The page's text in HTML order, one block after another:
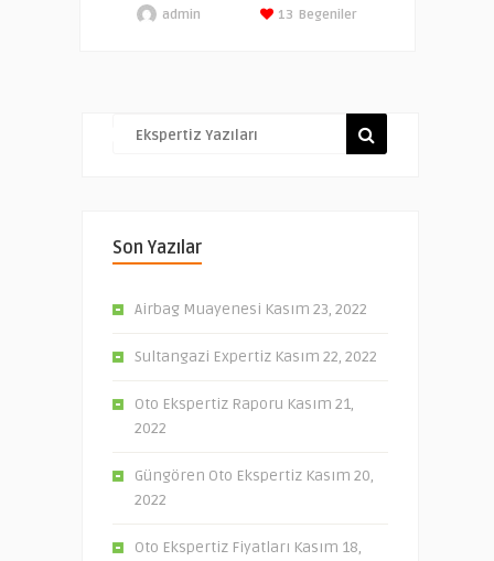
admin Begeniler
13
Son Yazılar
Airbag Muayenesi Kasım 23, 2022
Sultangazi Expertiz Kasım 22, 2022
Oto Ekspertiz Raporu Kasım 21,
2022
Güngören Oto Ekspertiz Kasım 20,
2022
Oto Ekspertiz Fiyatları Kasım 18,